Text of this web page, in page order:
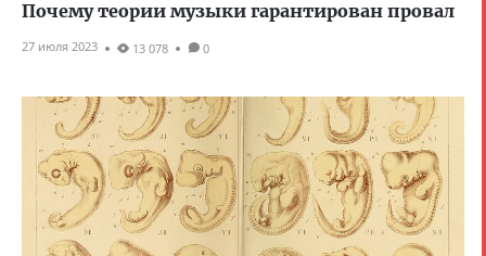
Почему теории музыки гарантирован провал
27 июля 2023 13 078 0